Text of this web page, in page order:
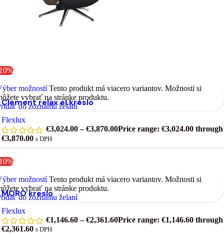
možností Tento produkt má viacero variantov. Možnosti si
vybrať na stránke produktu.
do zoznamu želaní
Clement relax el.kreslo
Flexlux
€3,024.00 – €3,870.00Price range: €3,024.00 through
€3,870.00 s DPH
možností Tento produkt má viacero variantov. Možnosti si
vybrať na stránke produktu.
do zoznamu želaní
MORO kreslo
Flexlux
€1,146.60 – €2,361.60Price range: €1,146.60 through
€2,361.60 s DPH